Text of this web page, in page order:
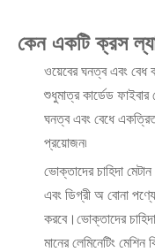
কেন একটি ক্রস
ওয়েবের ঘনত্ব এবং বেধ
শুধুমাত্র কার্ডেড
ঘনত্ব এবং বেধে
প্রয়োজন৷
ভোক্তাদের চাহিদা
এবং ডিগ্রী অ বোনা
করবে।ভোক্তাদের
মানের লেমিনেটিং